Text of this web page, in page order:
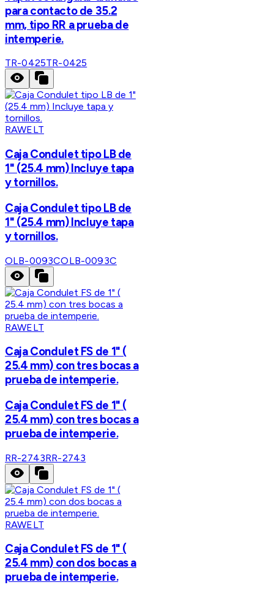
para contacto de 35.2
mm, tipo RR a prueba de
intemperie.
TR-0425TR-0425
RAWELT
Caja Condulet tipo LB de
1" (25.4 mm) Incluye tapa
y tornillos.
Caja Condulet tipo LB de
1" (25.4 mm) Incluye tapa
y tornillos.
OLB-0093COLB-0093C
RAWELT
Caja Condulet FS de 1" (
25.4 mm) con tres bocas a
prueba de intemperie.
Caja Condulet FS de 1" (
25.4 mm) con tres bocas a
prueba de intemperie.
RR-2743RR-2743
RAWELT
Caja Condulet FS de 1" (
25.4 mm) con dos bocas a
prueba de intemperie.